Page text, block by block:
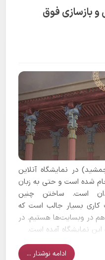
و بازسازی فوق
در نمایشگاه آنلاین
شده است و حتی به زبان
است. ساختن چنین
بسیار جالب است که
در وبسایت‌ها هستیم. در
این نمایشگاه آمده است.
ادامه نوشتار ...